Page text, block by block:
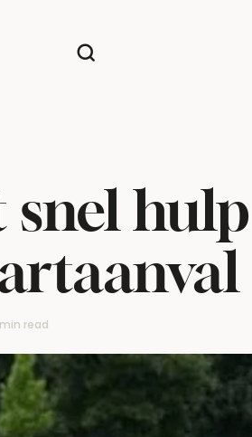
min read